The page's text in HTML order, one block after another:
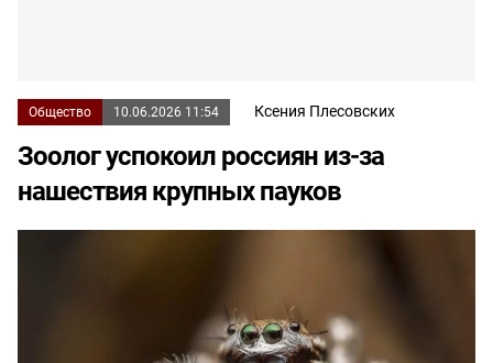
Общество 10.06.2026 11:54 Ксения Плесовских
Зоолог успокоил россиян из-за
нашествия крупных пауков